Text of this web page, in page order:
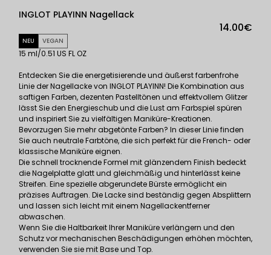
INGLOT PLAYINN Nagellack
14.00€
NEU VEGAN
15 ml/0.51 US FL OZ
Entdecken Sie die energetisierende und äußerst farbenfrohe
Linie der Nagellacke von INGLOT PLAYINN! Die Kombination aus
saftigen Farben, dezenten Pastelltönen und effektvollem Glitzer
lässt Sie den Energieschub und die Lust am Farbspiel spüren
und inspiriert Sie zu vielfältigen Maniküre-Kreationen.
Bevorzugen Sie mehr abgetönte Farben? In dieser Linie finden
Sie auch neutrale Farbtöne, die sich perfekt für die French- oder
klassische Maniküre eignen.
Die schnell trocknende Formel mit glänzendem Finish bedeckt
die Nagelplatte glatt und gleichmäßig und hinterlässt keine
Streifen. Eine spezielle abgerundete Bürste ermöglicht ein
präzises Auftragen. Die Lacke sind beständig gegen Absplittern
und lassen sich leicht mit einem Nagellackentferner
abwaschen.
Wenn Sie die Haltbarkeit Ihrer Maniküre verlängern und den
Schutz vor mechanischen Beschädigungen erhöhen möchten,
verwenden Sie sie mit Base und Top.